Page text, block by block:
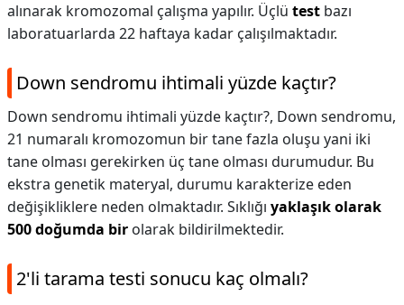
alınarak kromozomal çalışma yapılır. Üçlü test bazı
laboratuarlarda 22 haftaya kadar çalışılmaktadır.
Down sendromu ihtimali yüzde kaçtır?
Down sendromu ihtimali yüzde kaçtır?, Down sendromu,
21 numaralı kromozomun bir tane fazla oluşu yani iki
tane olması gerekirken üç tane olması durumudur. Bu
ekstra genetik materyal, durumu karakterize eden
değişikliklere neden olmaktadır. Sıklığı yaklaşık olarak
500 doğumda bir olarak bildirilmektedir.
2'li tarama testi sonucu kaç olmalı?